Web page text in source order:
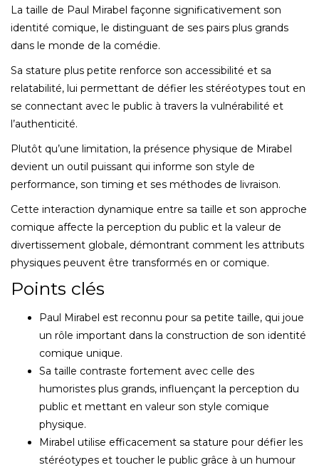
La taille de Paul Mirabel façonne significativement son
identité comique, le distinguant de ses pairs plus grands
dans le monde de la comédie.
Sa stature plus petite renforce son accessibilité et sa
relatabilité, lui permettant de défier les stéréotypes tout en
se connectant avec le public à travers la vulnérabilité et
l’authenticité.
Plutôt qu’une limitation, la présence physique de Mirabel
devient un outil puissant qui informe son style de
performance, son timing et ses méthodes de livraison.
Cette interaction dynamique entre sa taille et son approche
comique affecte la perception du public et la valeur de
divertissement globale, démontrant comment les attributs
physiques peuvent être transformés en or comique.
Points clés
Paul Mirabel est reconnu pour sa petite taille, qui joue
un rôle important dans la construction de son identité
comique unique.
Sa taille contraste fortement avec celle des
humoristes plus grands, influençant la perception du
public et mettant en valeur son style comique
physique.
Mirabel utilise efficacement sa stature pour défier les
stéréotypes et toucher le public grâce à un humour